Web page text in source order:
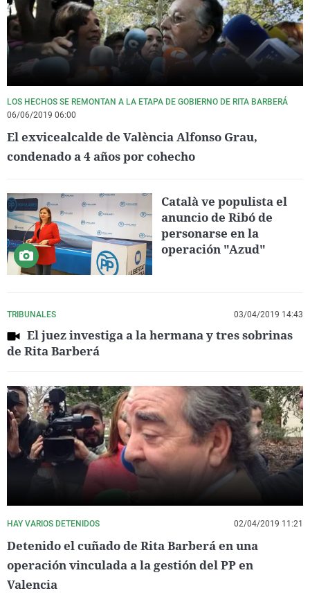
LOS HECHOS SE REMONTAN A LA ETAPA DE GOBIERNO DE RITA BARBERÁ
06/06/2019 06:00
El exvicealcalde de València Alfonso Grau,
condenado a 4 años por cohecho
Català ve populista el
anuncio de Ribó de
personarse en la
operación "Azud"
TRIBUNALES 03/04/2019 14:43
El juez investiga a la hermana y tres sobrinas
de Rita Barberá
HAY VARIOS DETENIDOS 02/04/2019 11:21
Detenido el cuñado de Rita Barberá en una
operación vinculada a la gestión del PP en
Valencia